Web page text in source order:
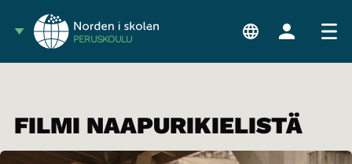
PERUSKOULU
FILMI NAAPURIKIELISTÄ